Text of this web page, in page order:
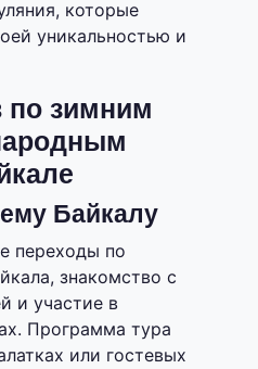
которые
уникальностью и
по зимним
Байкалу
переходы по
знакомство с
и участие в
Программа тура
или гостевых